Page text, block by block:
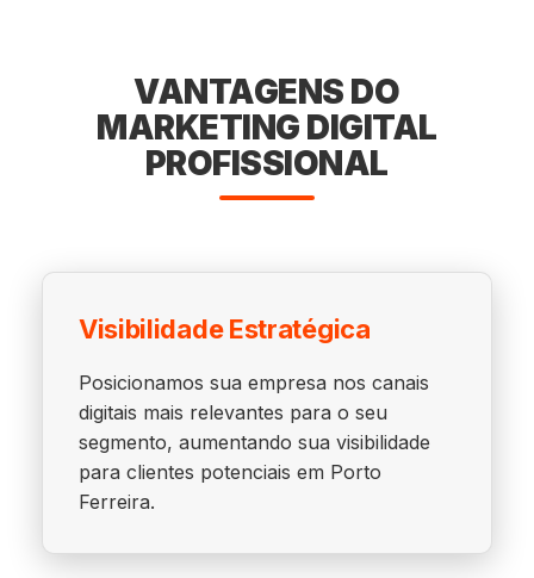
VANTAGENS DO
MARKETING DIGITAL
PROFISSIONAL
Visibilidade Estratégica
Posicionamos sua empresa nos canais
digitais mais relevantes para o seu
segmento, aumentando sua visibilidade
para clientes potenciais em Porto
Ferreira.